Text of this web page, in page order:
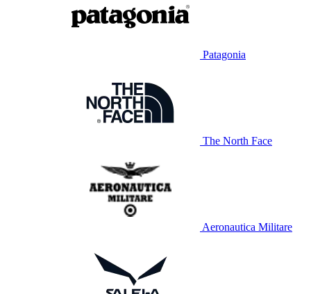
Patagonia
The North Face
Aeronautica Militare